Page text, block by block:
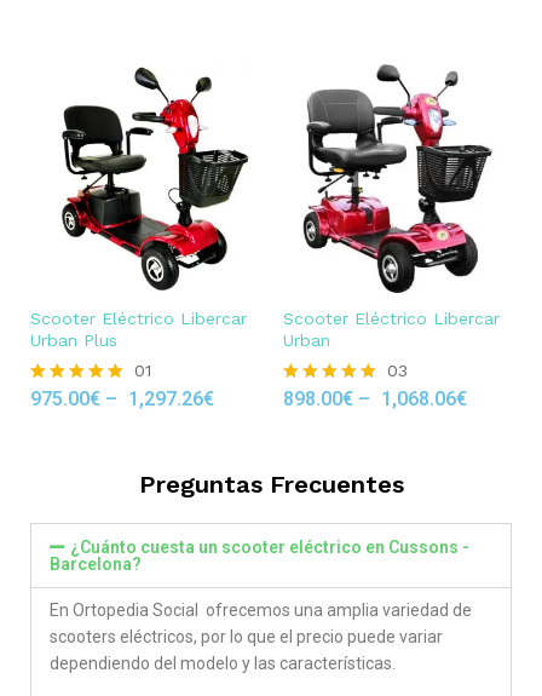
Scooter Eléctrico Libercar
Urban Plus
Rated
01
975.00€ – 1,297.26€
Scooter Eléctrico Libercar
Urban
Rated
03
898.00€ – 1,068.06€
Preguntas Frecuentes
¿Cuánto cuesta un scooter eléctrico en Cussons -
Barcelona?
En Ortopedia Social ofrecemos una amplia variedad de
scooters eléctricos, por lo que el precio puede variar
dependiendo del modelo y las características.